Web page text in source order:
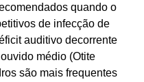
quando o
de infecção de
auditivo decorrente
médio (Otite
são mais frequentes